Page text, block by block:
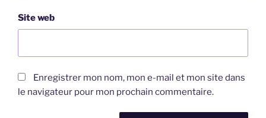
Site web
Enregistrer mon nom, mon e-mail et mon site dans
le navigateur pour mon prochain commentaire.